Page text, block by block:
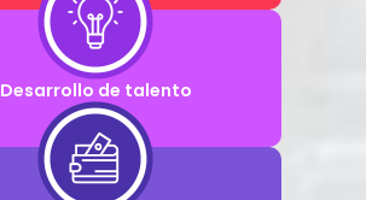
Desarrollo de talento